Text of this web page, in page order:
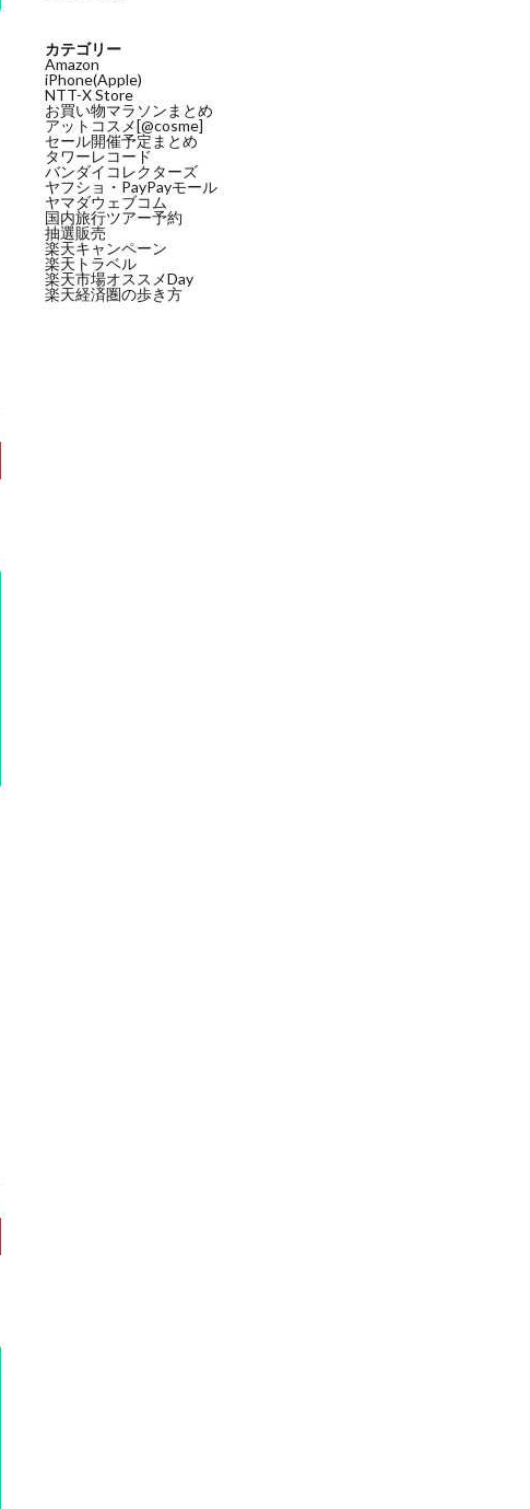
カテゴリー
Amazon
iPhone(Apple)
NTT-X Store
お買い物マラソンまとめ
アットコスメ[@cosme]
セール開催予定まとめ
タワーレコード
バンダイコレクターズ
ヤフショ・PayPayモール
ヤマダウェブコム
国内旅行ツアー予約
抽選販売
楽天キャンペーン
楽天トラベル
楽天市場オススメDay
楽天経済圏の歩き方